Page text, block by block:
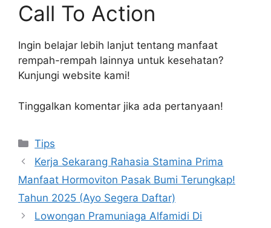
Call To Action
Ingin belajar lebih lanjut tentang manfaat
rempah-rempah lainnya untuk kesehatan?
Kunjungi website kami!
Tinggalkan komentar jika ada pertanyaan!
Kategori
Tips
Kerja Sekarang Rahasia Stamina Prima
Manfaat Hormoviton Pasak Bumi Terungkap!
Tahun 2025 (Ayo Segera Daftar)
Lowongan Pramuniaga Alfamidi Di